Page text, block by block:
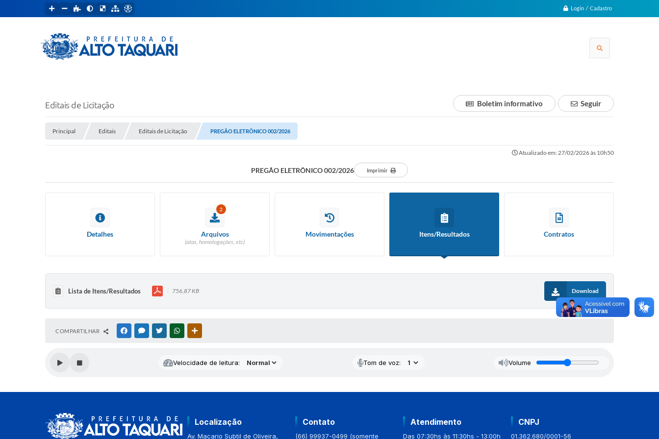
Login / Cadastro
Editais de Licitação Seguir
Boletim informativo
Principal Editais Editais de Licitação PREGÃO ELETRÔNICO 002/2026
Atualizado em: 27/02/2026 às 10h50
PREGÃO ELETRÔNICO 002/2026 Imprimir
Detalhes
2
Arquivos
(atas, homologações, etc)
Movimentações Itens/Resultados Contratos
Lista de Itens/Resultados 756,87 KB Download
COMPARTILHAR FACEBOOKMESSENGER
TWITTERWHATSAPP
Velocidade de leitura: Tom de voz: Volume
Localização
Av. Macario Subtil de Oliveira,
Contato
(66) 99937-0499 (somente
Atendimento
Das 07:30hs às 11:30hs - 13:00h
CNPJ
01.362.680/0001-56